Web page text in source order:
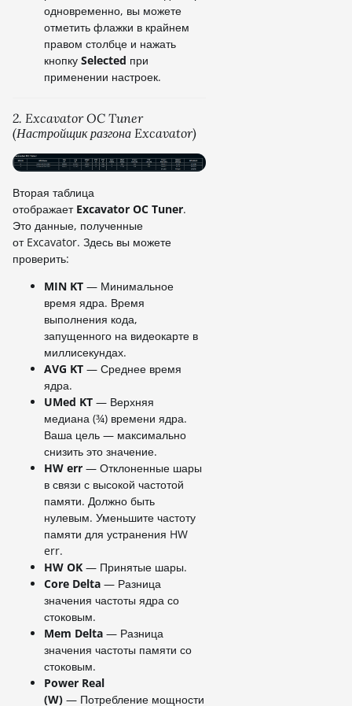
одновременно, вы можете
отметить флажки в крайнем
правом столбце и нажать
кнопку Selected при
применении настроек.
2. Excavator OC Tuner
(Настройщик разгона Excavator)
Вторая таблица
отображает Excavator OC Tuner.
Это данные, полученные
от Excavator. Здесь вы можете
проверить:
MIN KT — Минимальное
время ядра. Время
выполнения кода,
запущенного на видеокарте в
миллисекундах.
AVG KT — Среднее время
ядра.
UMed KT — Верхняя
медиана (¾) времени ядра.
Ваша цель — максимально
снизить это значение.
HW err — Отклоненные шары
в связи с высокой частотой
памяти. Должно быть
нулевым. Уменьшите частоту
памяти для устранения HW
err.
HW OK — Принятые шары.
Core Delta — Разница
значения частоты ядра со
стоковым.
Mem Delta — Разница
значения частоты памяти со
стоковым.
Power Real
(W) — Потребление мощности